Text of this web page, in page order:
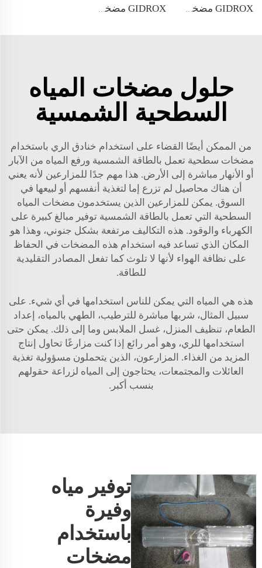
حلول مضخات المياه
السطحية الشمسية
من الممكن أيضًا القضاء على استخدام خنادق الري باستخدام
مضخات سطحية تعمل بالطاقة الشمسية ورفع المياه من الآبار
أو الأنهار مباشرة إلى الأرض. هذا مهم جدًا للمزارعين لأنه يعني
أن هناك محاصيل لم تزرع إما لتغذية أنفسهم أو لبيعها في
السوق. يمكن للمزارعين الذين يستخدمون مضخات المياه
السطحية التي تعمل بالطاقة الشمسية توفير مبالغ كبيرة على
الكهرباء والوقود. هذه التكاليف مرتفعة بشكل جنوني، وهذا هو
المكان الذي تساعد فيه استخدام هذه المضخات في الحفاظ
على نظافة الهواء لأنها لا تلوث كما تفعل المصادر التقليدية
للطاقة.
هذه هي المياه التي يمكن للناس استخدامها في أي شيء. على
سبيل المثال، شربها مباشرة للترطيب، الطهي بالمياه، إعداد
الطعام، تنظيف المنزل، غسل الملابس وما إلى ذلك. يمكن حتى
استخدامها للري، وهو أمر رائع إذا كنت مزارعًا تحاول إنتاج
المزيد من الغذاء. المزارعون، الذين يتحملون مسؤولية تغذية
العائلات والمجتمعات، يحتاجون إلى المياه لزراعة حقولهم
بنسب أكبر.
توفير مياه
وفيرة
باستخدام
مضخات